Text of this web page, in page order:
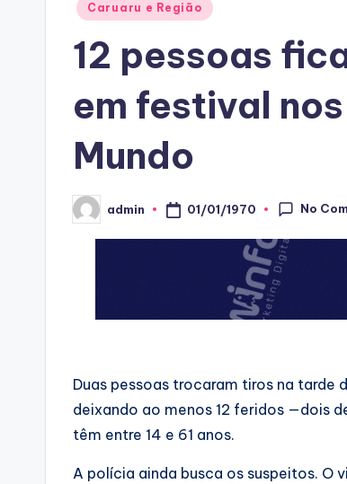
Posted
Caruaru e Região
12 pessoas
em festival
Mundo
Posted
by
admin 01/01/1970 No
Duas pessoas trocaram tiros na tarde
deixando ao menos 12 feridos —dois
têm entre 14 e 61 anos.
A polícia ainda busca os suspeitos. O